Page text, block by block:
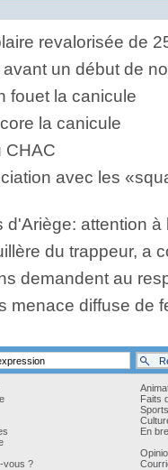
revalorisée de
un début de
fouet la canicule
la canicule
CHAC
avec les
attention à
du trappeur, a
demandent au
menace diffuse de
vous ?
Faits
Sports
En